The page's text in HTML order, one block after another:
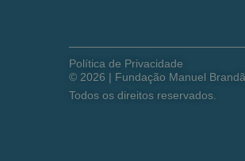
Política de Privacidade
© 2026 | Fundação Manuel
Todos os direitos reservados.